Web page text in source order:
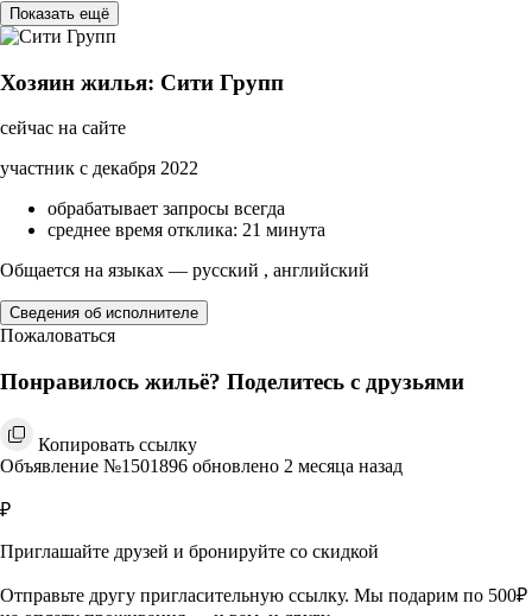
Показать ещё
Хозяин жилья: Сити Групп
сейчас на сайте
участник с декабря 2022
обрабатывает запросы всегда
среднее время отклика: 21 минута
Общается на языках — русский , английский
Сведения об исполнителе
Пожаловаться
Понравилось жильё? Поделитесь с друзьями
Копировать ссылку
Объявление №1501896 обновлено 2 месяца назад
₽
Приглашайте друзей и бронируйте со скидкой
Отправьте другу пригласительную ссылку. Мы подарим по 500₽